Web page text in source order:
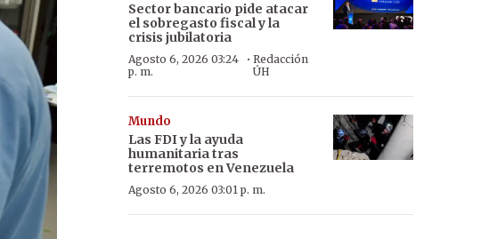
Sector bancario pide atacar
el sobregasto fiscal y la
crisis jubilatoria
Agosto 6, 2026 03:24
p. m.
· Redacción
ÚH
Mundo
Las FDI y la ayuda
humanitaria tras
terremotos en Venezuela
Agosto 6, 2026 03:01 p. m.